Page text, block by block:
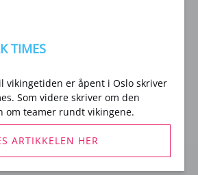
TIMES
vikingetiden er åpent i Oslo skriver
Som videre skriver om den
om teamer rundt vikingene.
ARTIKKELEN HER